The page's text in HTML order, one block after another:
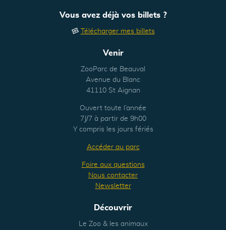
Venir
ZooParc de Beauval
Avenue du Blanc
41110 St Aignan
Ouvert toute l’année
7J/7 à partir de 9h00
Y compris les jours fériés
Accéder au parc
Foire aux questions
Nous contacter
Newsletter
Découvrir
Le Zoo & les animaux
Vous avez déjà vos billets ?
Télécharger mes billets